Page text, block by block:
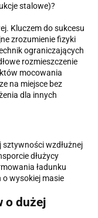
Kluczem do sukcesu
zrozumienie fizyki
ograniczających
rozmieszczenie
mocowania
na miejsce bez
dla innych
sztywności wzdłużnej
dłużycy
ładunku
wysokiej masie
o dużej